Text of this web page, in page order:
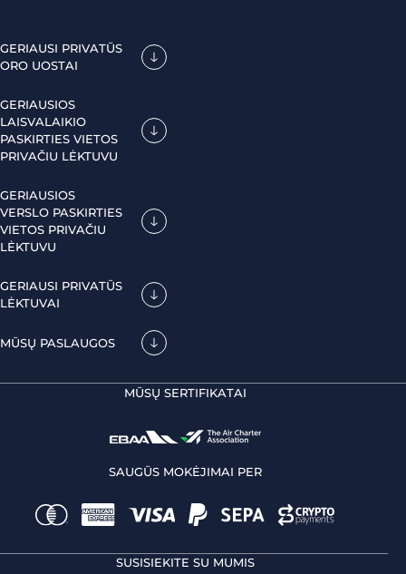
GERIAUSI PRIVATŪS
ORO UOSTAI
GERIAUSIOS
LAISVALAIKIO
PASKIRTIES VIETOS
PRIVAČIU LĖKTUVU
GERIAUSIOS
VERSLO PASKIRTIES
VIETOS PRIVAČIU
LĖKTUVU
GERIAUSI PRIVATŪS
LĖKTUVAI
MŪSŲ PASLAUGOS
MŪSŲ SERTIFIKATAI
SAUGŪS MOKĖJIMAI PER
SUSISIEKITE SU MUMIS